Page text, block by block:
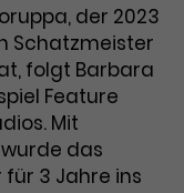
Tracking-
für
Website zu
speichern
und weisen
Nummer zu,
um
zu
zu
der 2023
Schatzmeister
folgt Barbara
Feature
Mit
das
3 Jahre ins